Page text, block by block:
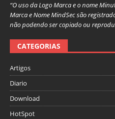
“O uso da Logo Marca e o nome
Marca e Nome MindSec são
não podendo ser copiado ou
CATEGORIAS
Artigos
Diario
Download
HotSpot